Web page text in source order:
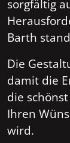
sorgfältig
Barth
Die
damit die
die
Ihren
wird.